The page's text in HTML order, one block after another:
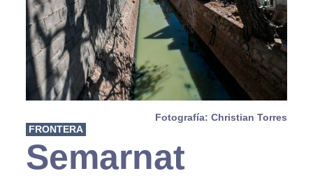
Fotografía: Christian Torres
FRONTERA
Semarnat